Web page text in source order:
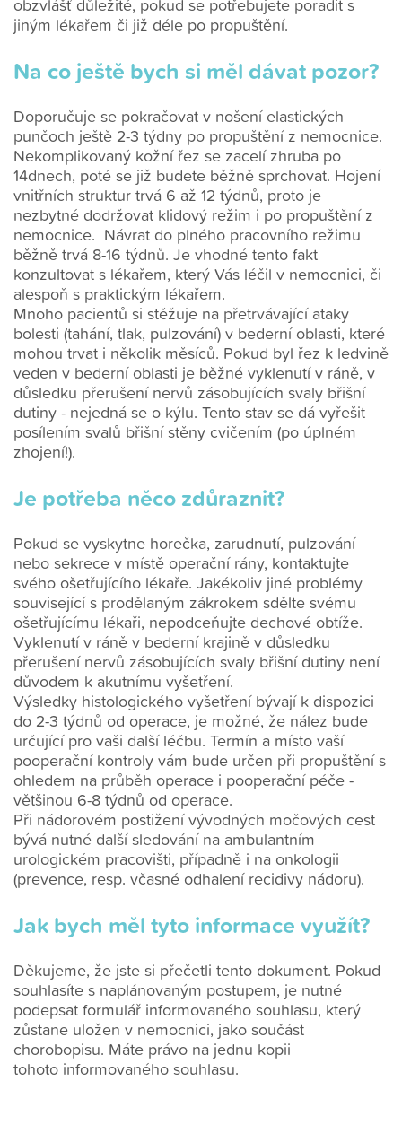
obzvlášť důležité, pokud se potřebujete poradit s
jiným lékařem či již déle po propuštění.
Na co ještě bych si měl dávat pozor?
Doporučuje se pokračovat v nošení elastických
punčoch ještě 2-3 týdny po propuštění z nemocnice.
Nekomplikovaný kožní řez se zacelí zhruba po
14dnech, poté se již budete běžně sprchovat. Hojení
vnitřních struktur trvá 6 až 12 týdnů, proto je
nezbytné dodržovat klidový režim i po propuštění z
nemocnice. Návrat do plného pracovního režimu
běžně trvá 8-16 týdnů. Je vhodné tento fakt
konzultovat s lékařem, který Vás léčil v nemocnici, či
alespoň s praktickým lékařem.
Mnoho pacientů si stěžuje na přetrvávající ataky
bolesti (tahání, tlak, pulzování) v bederní oblasti, které
mohou trvat i několik měsíců. Pokud byl řez k ledvině
veden v bederní oblasti je běžné vyklenutí v ráně, v
důsledku přerušení nervů zásobujících svaly břišní
dutiny - nejedná se o kýlu. Tento stav se dá vyřešit
posílením svalů břišní stěny cvičením (po úplném
zhojení!).
Je potřeba něco zdůraznit?
Pokud se vyskytne horečka, zarudnutí, pulzování
nebo sekrece v místě operační rány, kontaktujte
svého ošetřujícího lékaře. Jakékoliv jiné problémy
související s prodělaným zákrokem sdělte svému
ošetřujícímu lékaři, nepodceňujte dechové obtíže.
Vyklenutí v ráně v bederní krajině v důsledku
přerušení nervů zásobujících svaly břišní dutiny není
důvodem k akutnímu vyšetření.
Výsledky histologického vyšetření bývají k dispozici
do 2-3 týdnů od operace, je možné, že nález bude
určující pro vaši další léčbu. Termín a místo vaší
pooperační kontroly vám bude určen při propuštění s
ohledem na průběh operace i pooperační péče -
většinou 6-8 týdnů od operace.
Při nádorovém postižení vývodných močových cest
bývá nutné další sledování na ambulantním
urologickém pracovišti, případně i na onkologii
(prevence, resp. včasné odhalení recidivy nádoru).
Jak bych měl tyto informace využít?
Děkujeme, že jste si přečetli tento dokument. Pokud
souhlasíte s naplánovaným postupem, je nutné
podepsat formulář informovaného souhlasu, který
zůstane uložen v nemocnici, jako součást
chorobopisu. Máte právo na jednu kopii
tohoto informovaného souhlasu.